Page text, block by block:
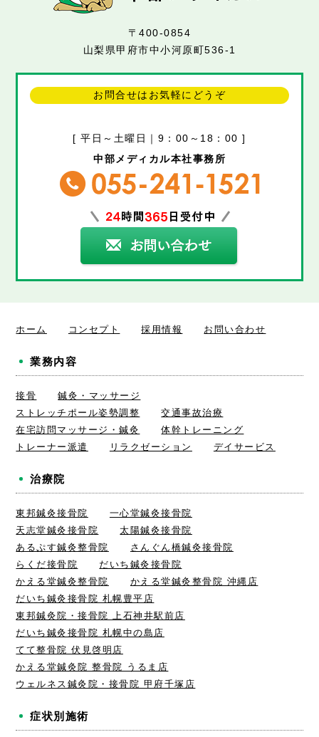
〒400-0854
山梨県甲府市中小河原町536-1
お問合せはお気軽にどうぞ
[ 平日～土曜日｜9：00～18：00 ]
中部メディカル本社事務所
ホーム コンセプト 採用情報 お問い合わせ
業務内容
接骨
鍼灸・マッサージ
ストレッチポール姿勢調整
交通事故治療
在宅訪問マッサージ・鍼灸
体幹トレーニング
トレーナー派遣
リラクゼーション デイサービス
治療院
東邦鍼灸接骨院
一心堂鍼灸接骨院
天志堂鍼灸接骨院
太陽鍼灸接骨院
あるぷす鍼灸整骨院
さんぐん橋鍼灸接骨院
らくだ接骨院
だいち鍼灸接骨院
かえる堂鍼灸整骨院
かえる堂鍼灸整骨院 沖縄店
だいち鍼灸接骨院 札幌豊平店
東邦鍼灸院・接骨院 上石神井駅前店
だいち鍼灸接骨院 札幌中の島店
てて整骨院 伏見啓明店
かえる堂鍼灸院 整骨院 うるま店
ウェルネス鍼灸院・接骨院 甲府千塚店
症状別施術